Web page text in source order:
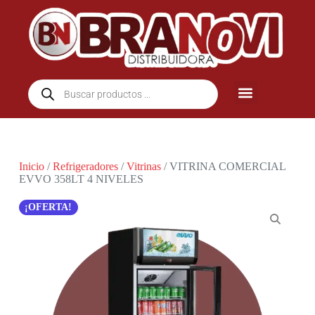
Inicio/Refrigeradores/Vitrinas/ VITRINA COMERCIAL
EVVO 358LT 4 NIVELES
¡OFERTA!